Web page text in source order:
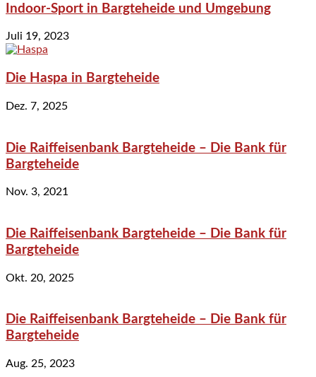
Indoor-Sport in Bargteheide und Umgebung
Juli 19, 2023
Die Haspa in Bargteheide
Dez. 7, 2025
Die Raiffeisenbank Bargteheide – Die Bank für
Bargteheide
Nov. 3, 2021
Die Raiffeisenbank Bargteheide – Die Bank für
Bargteheide
Okt. 20, 2025
Die Raiffeisenbank Bargteheide – Die Bank für
Bargteheide
Aug. 25, 2023